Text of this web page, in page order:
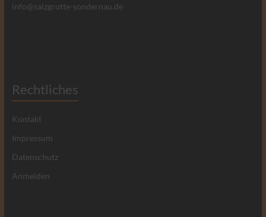
info@salzgrotte-sondernau.de
Rechtliches
Kontakt
Impressum
Datenschutz
Anmelden